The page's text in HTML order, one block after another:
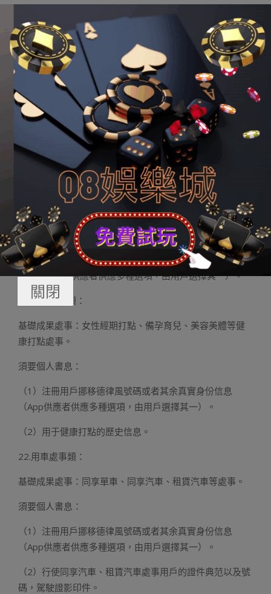
基礎成果處事：經由過程收集供應游戲產品以及處事。
須要個人書息：注冊用戶挪移德律風號碼或者其余真實身
份信息（App供應者供應多種選項，由用戶選擇其一）。
19.學習教誨類：
基礎成果處事：在線領導、收集教室等。
須要個人書息：注冊用戶挪移德律風號碼或者其余真實身
份信息（App供應者供應多種選項，由用戶選擇其一）。
20.當地糊口類：
基礎成果處事：家政培修、家居裝修、二手閑置物品買賣
營業等一樣平常糊口處事。
須要個人書息：注冊用戶挪移德律風號碼或者其余真實身
份信息（App供應者供應多種選項，由用戶選擇其一）。
21.女性健康類：
基礎成果處事：女性經期打點、備孕育兒、美容美體等健
康打點處事。
須要個人書息：
（1）注冊用戶挪移德律風號碼或者其余真實身份信息
（App供應者供應多種選項，由用戶選擇其一）。
（2）用于健康打點的歷史信息。
22.用車處事類：
基礎成果處事：同享單車、同享汽車、租賃汽車等處事。
須要個人書息：
（1）注冊用戶挪移德律風號碼或者其余真實身份信息
（App供應者供應多種選項，由用戶選擇其一）。
（2）行使同享汽車、租賃汽車處事用戶的證件典范以及號
碼，駕駛證影印件。
關閉